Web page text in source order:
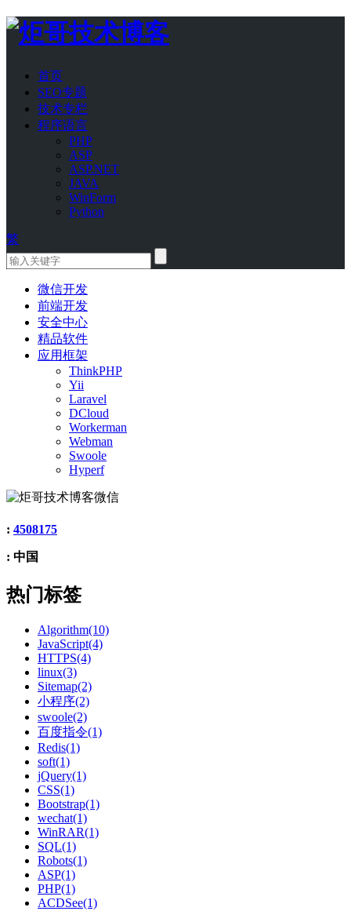
首页
SEO专题
技术专栏
程序语言
PHP
ASP
ASP.NET
JAVA
WinForm
Python
繁
微信开发
前端开发
安全中心
精品软件
应用框架
ThinkPHP
Yii
Laravel
DCloud
Workerman
Webman
Swoole
Hyperf
: 4508175
: 中国
热门标签
Algorithm(10)
JavaScript(4)
HTTPS(4)
linux(3)
Sitemap(2)
小程序(2)
swoole(2)
百度指令(1)
Redis(1)
soft(1)
jQuery(1)
CSS(1)
Bootstrap(1)
wechat(1)
WinRAR(1)
SQL(1)
Robots(1)
ASP(1)
PHP(1)
ACDSee(1)